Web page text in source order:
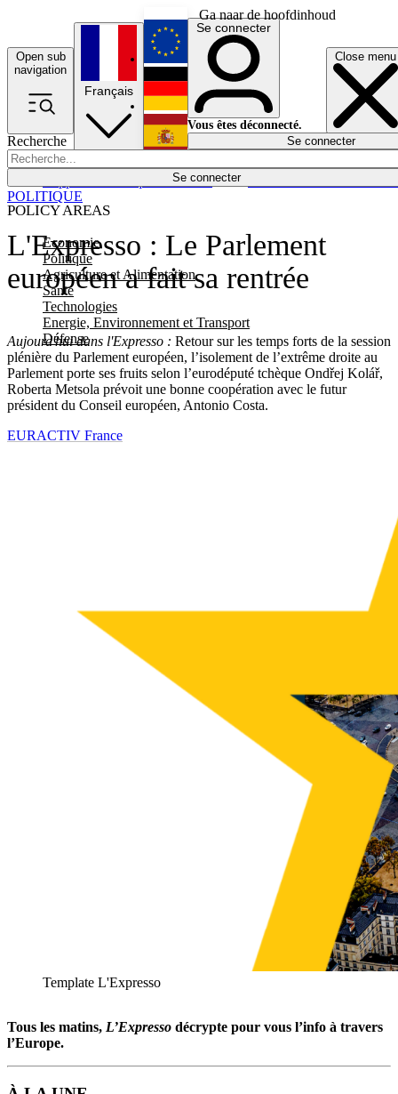
Ga naar de hoofdinhoud
Open sub
navigation
Close menu
Recherche
Se connecter
POLICY AREAS
Economie
Politique
Agriculture et Alimentation
Santé
Technologies
Energie, Environnement et Transport
Défense
Économie
Français
English
Deutsch
Español
Se connecter
Vous êtes déconnecté.
Se connecter
L'Expresso : Le Parlement
européen a fait sa rentrée
Aujourd'hui dans l'Expresso : Retour sur les temps forts de la session
plénière du Parlement européen, l’isolement de l’extrême droite au
Parlement porte ses fruits selon l’eurodéputé tchèque Ondřej Kolář,
Roberta Metsola prévoit une bonne coopération avec le futur
président du Conseil européen, Antonio Costa.
POLITIQUE
EURACTIV France
Template L'Expresso
Tous les matins, L’Expresso décrypte pour vous l’info à travers
l’Europe.